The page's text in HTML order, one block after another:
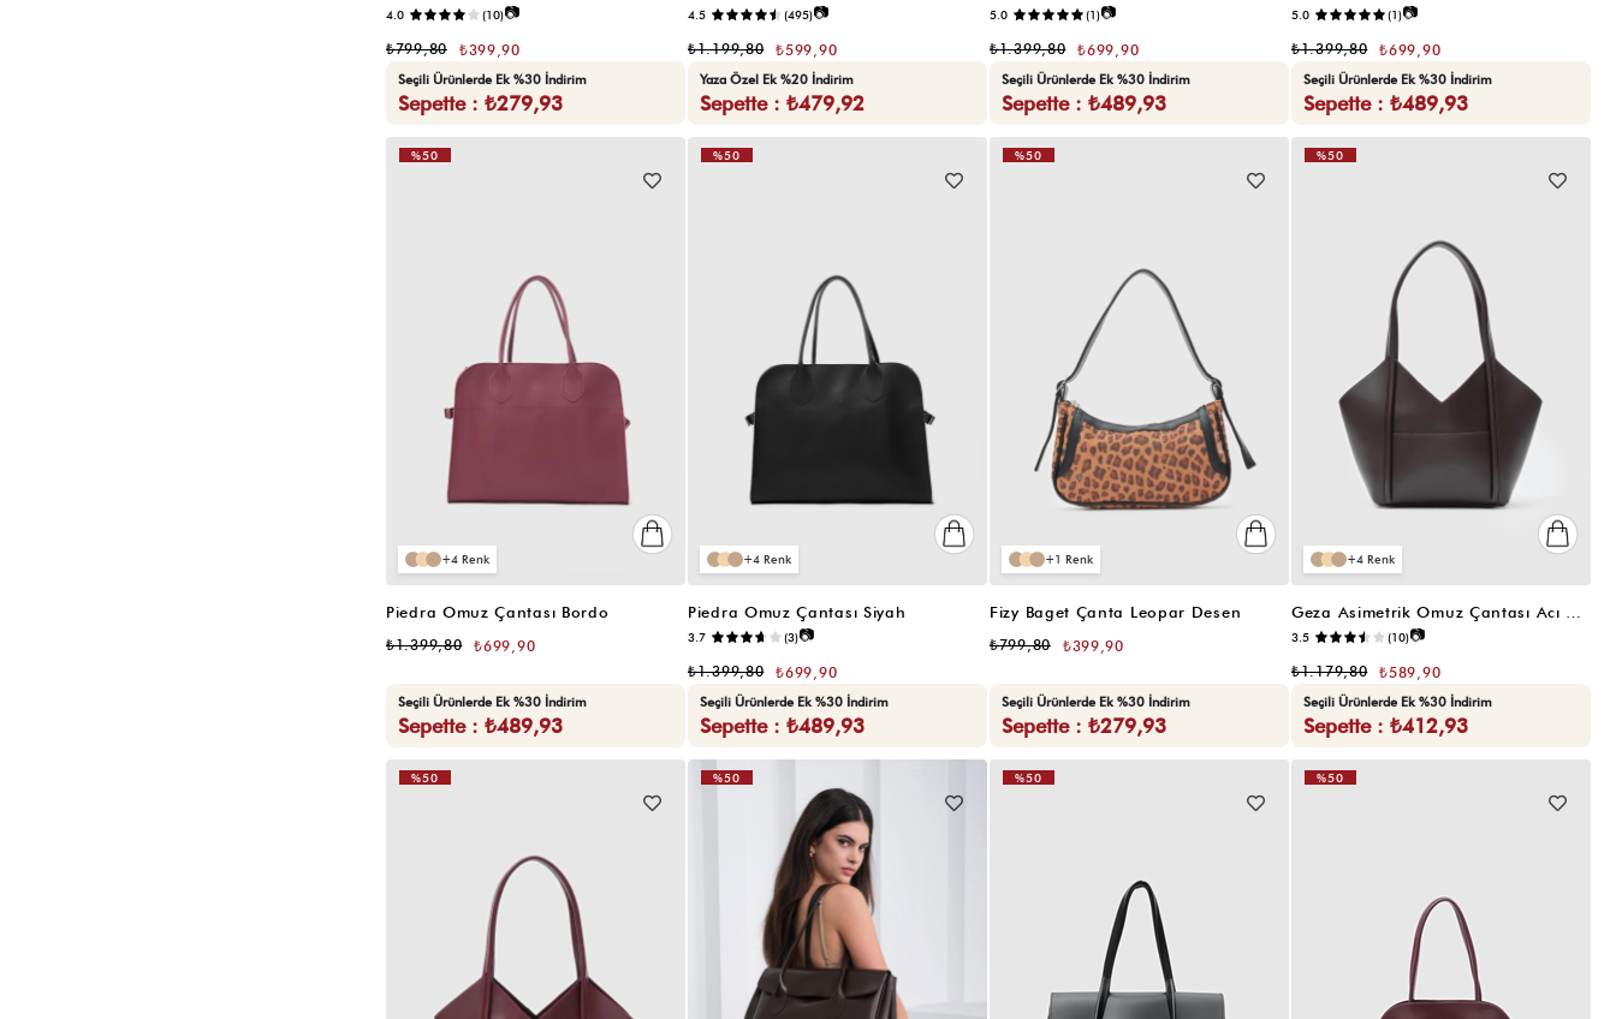
4.0 (10)📷
₺399,90
₺799,80
Seçili Ürünlerde Ek %30 İndirim
Sepette : ₺279,93
4.5 (495)📷
₺599,90
₺1.199,80
Yaza Özel Ek %20 İndirim
Sepette : ₺479,92
5.0 (1)📷
₺699,90
₺1.399,80
Seçili Ürünlerde Ek %30 İndirim
Sepette : ₺489,93
5.0 (1)📷
₺699,90
₺1.399,80
Seçili Ürünlerde Ek %30 İndirim
Sepette : ₺489,93
4
Piedra Omuz Çantası Bordo
₺699,90
₺1.399,80
Seçili Ürünlerde Ek %30 İndirim
Sepette : ₺489,93
%50
4
Piedra Omuz Çantası Siyah
3.7 (3)📷
₺699,90
₺1.399,80
Seçili Ürünlerde Ek %30 İndirim
Sepette : ₺489,93
%50
1
Fizy Baget Çanta Leopar Desen
₺399,90
₺799,80
Seçili Ürünlerde Ek %30 İndirim
Sepette : ₺279,93
%50
4
3.5 (10)📷
₺589,90
₺1.179,80
Seçili Ürünlerde Ek %30 İndirim
Sepette : ₺412,93
%50
%50
%50 %50
%50